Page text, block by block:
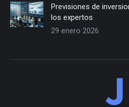
Previsiones de
los expertos
29 enero 2026